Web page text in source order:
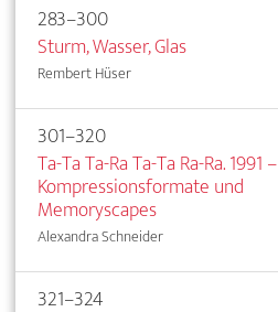
283–300
Sturm, Wasser, Glas
Rembert Hüser
301–320
Ta-Ta Ta-Ra Ta-Ta Ra-Ra. 1991 –
Kompressionsformate und
Memoryscapes
Alexandra Schneider
321–324